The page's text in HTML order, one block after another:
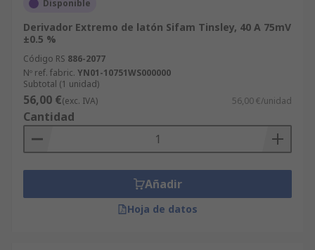
Disponible
Derivador Extremo de latón Sifam Tinsley, 40 A 75mV
±0.5 %
Código RS 886-2077
Nº ref. fabric. YN01-10751WS000000
Subtotal (1 unidad)
56,00 €(exc. IVA) 56,00 €/unidad
Cantidad
Añadir
Hoja de datos